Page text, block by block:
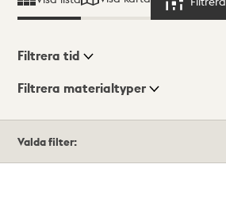
Visningsläge
Filtrera tid
Filtrera materialtyper
träffar
Valda filter: